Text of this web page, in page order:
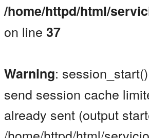
/home/httpd/html/
on line 37
Warning:
send session cache
already sent (output